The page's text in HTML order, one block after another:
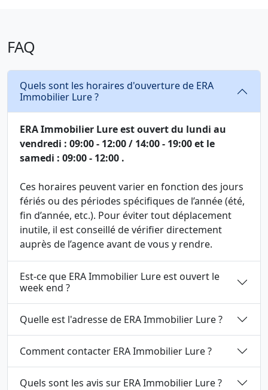
FAQ
Quels sont les horaires d'ouverture de ERA
Immobilier Lure ?
ERA Immobilier Lure est ouvert du lundi au
vendredi : 09:00 - 12:00 / 14:00 - 19:00 et le
samedi : 09:00 - 12:00 .
Ces horaires peuvent varier en fonction des jours
fériés ou des périodes spécifiques de l’année (été,
fin d’année, etc.). Pour éviter tout déplacement
inutile, il est conseillé de vérifier directement
auprès de l’agence avant de vous y rendre.
Est-ce que ERA Immobilier Lure est ouvert le
week end ?
Quelle est l'adresse de ERA Immobilier Lure ?
Comment contacter ERA Immobilier Lure ?
Quels sont les avis sur ERA Immobilier Lure ?